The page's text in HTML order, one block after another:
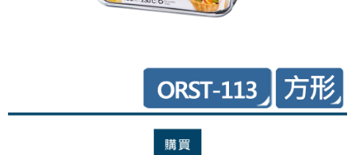
每筆NT$85，滿NT$499(含以上)免運費